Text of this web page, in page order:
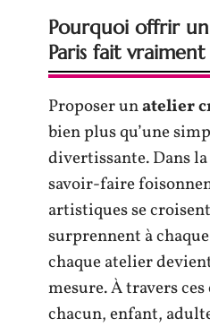
Pourquoi offrir
Paris fait
Proposer unatelier
bien plus qu’une
divertissante. Dans
savoir-faire
artistiques se
surprennent à
chaque atelier
mesure. À travers
chacun, enfant,